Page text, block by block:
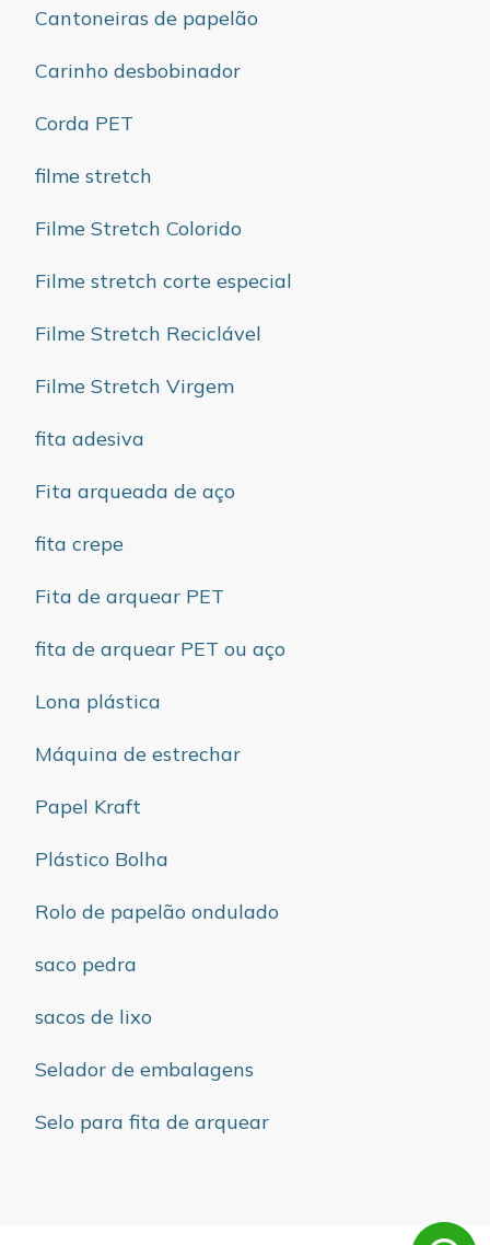
Cantoneiras de papelão
Carinho desbobinador
Corda PET
filme stretch
Filme Stretch Colorido
Filme stretch corte especial
Filme Stretch Reciclável
Filme Stretch Virgem
fita adesiva
Fita arqueada de aço
fita crepe
Fita de arquear PET
fita de arquear PET ou aço
Lona plástica
Máquina de estrechar
Papel Kraft
Plástico Bolha
Rolo de papelão ondulado
saco pedra
sacos de lixo
Selador de embalagens
Selo para fita de arquear